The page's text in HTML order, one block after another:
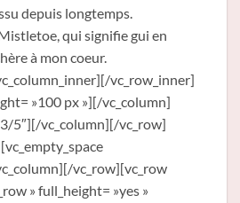
depuis longtemps.
Mistletoe, qui signifie gui en
à mon coeur.
vc_row_inner]
»100 px »][/vc_column]
5″][/vc_column][/vc_row]
vc_row][vc_row
» full_height= »yes »